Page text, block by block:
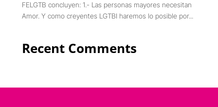
FELGTB concluyen: 1.- Las personas mayores necesitan
Amor. Y como creyentes LGTBI haremos lo posible por...
Recent Comments